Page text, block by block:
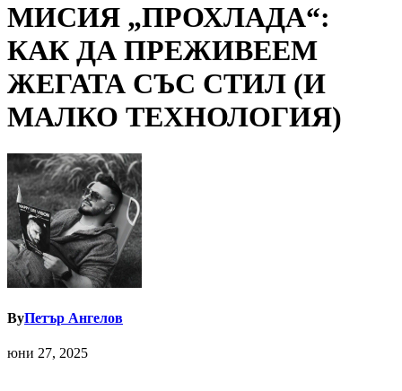
МИСИЯ „ПРОХЛАДА“:
КАК ДА ПРЕЖИВЕЕМ
ЖЕГАТА СЪС СТИЛ (И
МАЛКО ТЕХНОЛОГИЯ)
ByПетър Ангелов
юни 27, 2025